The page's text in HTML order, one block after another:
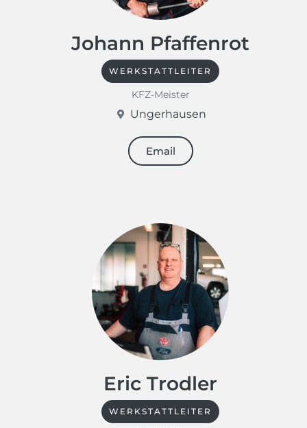
Johann Pfaffenrot
WERKSTATTLEITER
KFZ-Meister
Ungerhausen
Email
Eric Trodler
WERKSTATTLEITER